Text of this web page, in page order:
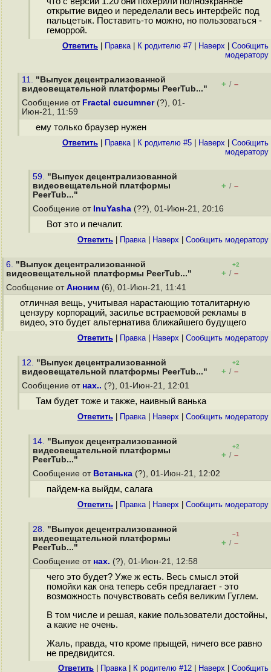
открытие видео и переделали весь интерфейс под
пальцетык. Поставить-то можно, но пользоваться -
геморрой.
Ответить Правка| К родителю #7 Наверх
Cообщить
модератору
11. "Выпуск децентрализованной
видеовещательной платформы PeerTub..."
+ / –
Сообщение от Fractal cucumner(?), 01-
Июн-21, 11:59
ему только браузер нужен
Ответить Правка| К родителю #5 Наверх
Cообщить
модератору
59. "Выпуск децентрализованной
видеовещательной платформы
PeerTub..."
+ / –
Сообщение от InuYasha (??), 01-Июн-21, 20:16
Вот это и печалит.
Ответить Правка| Наверх Cообщить модератору
6. "Выпуск децентрализованной
видеовещательной платформы PeerTub..."
+2
+ / –
Сообщение от Аноним (6), 01-Июн-21, 11:41
отличная вещь, учитывая нарастающию тоталитарную
цензуру корпораций, засилье встраемовой рекламы в
видео, это будет альтернатива ближайшего будущего
Ответить Правка| Наверх Cообщить модератору
12. "Выпуск децентрализованной
видеовещательной платформы PeerTub..."
+2
+ / –
Сообщение от нах.. (?), 01-Июн-21, 12:01
Там будет тоже и также, наивный ванька
Ответить Правка| Наверх Cообщить модератору
14. "Выпуск децентрализованной
видеовещательной платформы
PeerTub..."
+2
+ / –
Сообщение от Встанька (?), 01-Июн-21, 12:02
пайдем-ка выйдм, салага
Ответить Правка| Наверх Cообщить модератору
28. "Выпуск децентрализованной
видеовещательной платформы
PeerTub..."
–1
+ / –
Сообщение от нах. (?), 01-Июн-21, 12:58
чего это будет? Уже ж есть. Весь смысл этой
помойки как она теперь себя предлагает - это
возможность почувствовать себя великим Гуглем.
В том числе и решая, какие пользователи достойны,
а какие не очень.
Жаль, правда, что кроме прыщей, ничего все равно
не предвидится.
Ответить Правка| К родителю #12 Наверх Cообщить